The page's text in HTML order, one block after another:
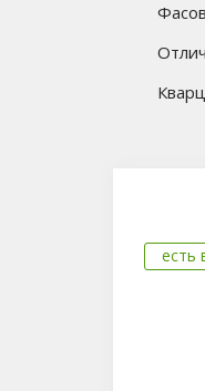
есть